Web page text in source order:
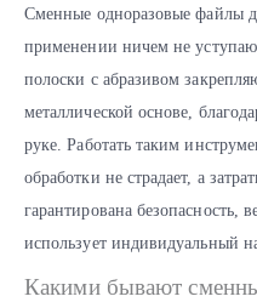
Сменные одноразовые файлы
применении ничем не
полоски с абразивом
металлической основе,
руке. Работать таким
обработки не страдает, а
гарантирована безопасность,
использует индивидуальный
Какими бывают